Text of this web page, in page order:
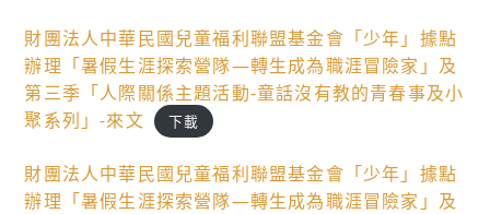
財團法人中華民國兒童福利聯盟基金會「少年」據點
辦理「暑假生涯探索營隊—轉生成為職涯冒險家」及
第三季「人際關係主題活動-童話沒有教的青春事及小
聚系列」-來文
下載
財團法人中華民國兒童福利聯盟基金會「少年」據點
辦理「暑假生涯探索營隊—轉生成為職涯冒險家」及